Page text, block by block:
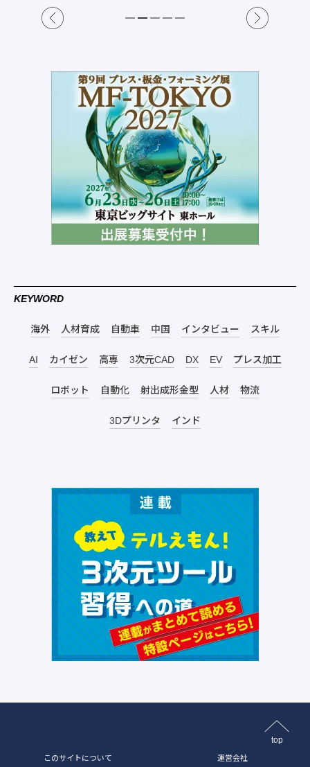
KEYWORD
海外 人材育成 自動車 中国 インタビュー スキル
AI カイゼン 高専 3次元CAD DX EV プレス加工
ロボット 自動化 射出成形金型 人材 物流
3Dプリンタ インド
top
このサイトについて 運営会社